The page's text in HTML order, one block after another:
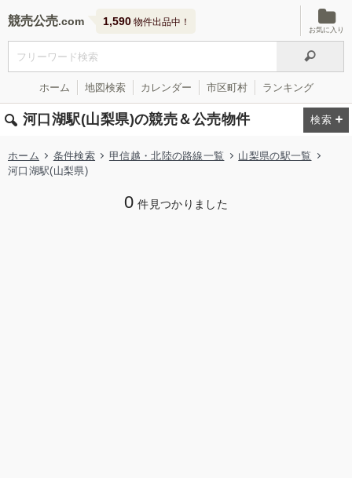
競売公売 1,590 物件出品中！
お気に入り
ホーム 地図検索 カレンダー 市区町村 ランキング
河口湖駅(山梨県)の競売＆公売物件
ホーム 条件検索 甲信越・北陸の路線一覧
山梨県の駅一覧
河口湖駅(山梨県)
0 件見つかりました